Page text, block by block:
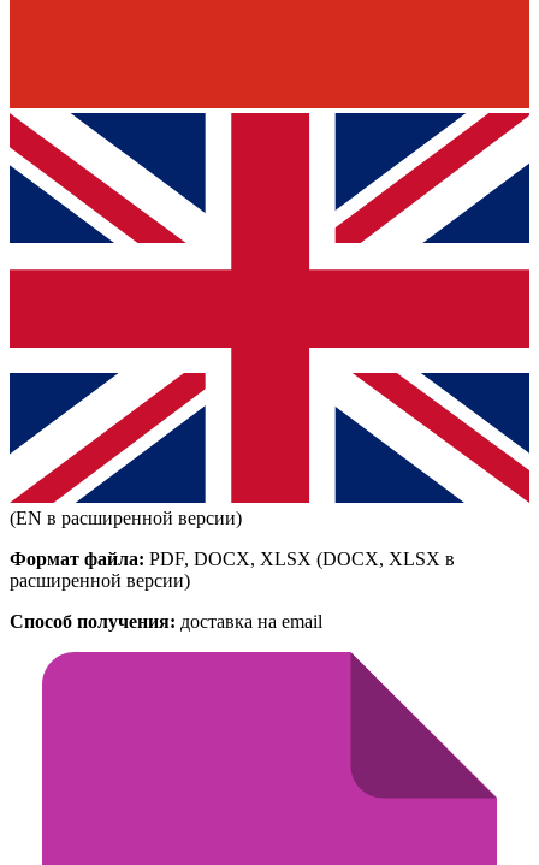
(EN в расширенной версии)
Формат файла: PDF, DOCX, XLSX (DOCX, XLSX в
расширенной версии)
Способ получения: доставка на email